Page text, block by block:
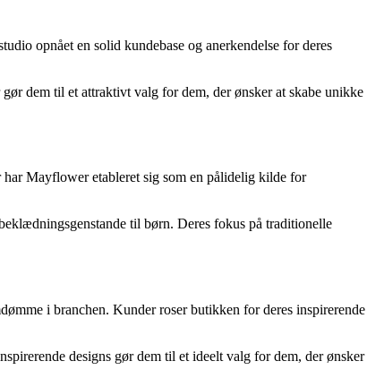
opnået en solid kundebase og anerkendelse for deres
dem til et attraktivt valg for dem, der ønsker at skabe unikke
Mayflower etableret sig som en pålidelig kilde for
til børn. Deres fokus på traditionelle
i branchen. Kunder roser butikken for deres inspirerende
designs gør dem til et ideelt valg for dem, der ønsker